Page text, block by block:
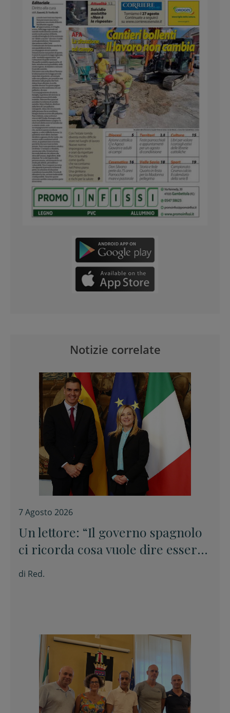
Notizie correlate
7 Agosto 2026
Un lettore: “Il governo spagnolo
ci ricorda cosa vuole dire essere
europei”
di Red.